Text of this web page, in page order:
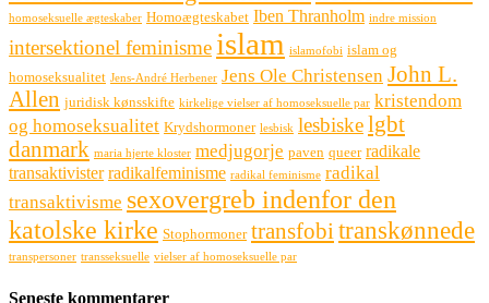
homoseksuelle ægteskaber Homoægteskabet Iben Thranholm indre mission
intersektionel feminisme islam islamofobi islam og
homoseksualitet Jens-André Herbener Jens Ole Christensen John L.
Allen juridisk kønsskifte kirkelige vielser af homoseksuelle par kristendom
og homoseksualitet Krydshormoner lesbisk lesbiskelgbt
danmark maria hjerte kloster medjugorje paven queer radikale
transaktivister radikalfeminisme radikal feminisme radikal
transaktivisme sexovergreb indenfor den
katolske kirke Stophormoner transfobi transkønnede
transpersoner transseksuelle vielser af homoseksuelle par
Seneste kommentarer